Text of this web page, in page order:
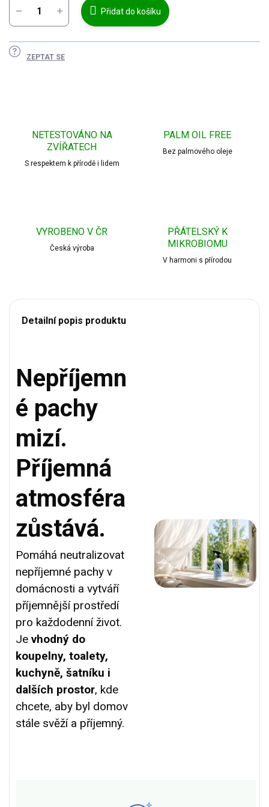
Přidat do košíku
ZEPTAT SE
NETESTOVÁNO NA
ZVÍŘATECH
S respektem k přírodě i lidem
PALM OIL FREE
Bez palmového oleje
VYROBENO V ČR
Česká výroba
PŘÁTELSKÝ K
MIKROBIOMU
V harmoni s přírodou
Detailní popis produktu
Nepříjemn
é pachy
mizí.
Příjemná
atmosféra
zůstává.
Pomáhá neutralizovat
nepříjemné pachy v
domácnosti a vytváří
příjemnější prostředí
pro každodenní život.
Je vhodný do
koupelny, toalety,
kuchyně, šatníku i
dalších prostor, kde
chcete, aby byl domov
stále svěží a příjemný.